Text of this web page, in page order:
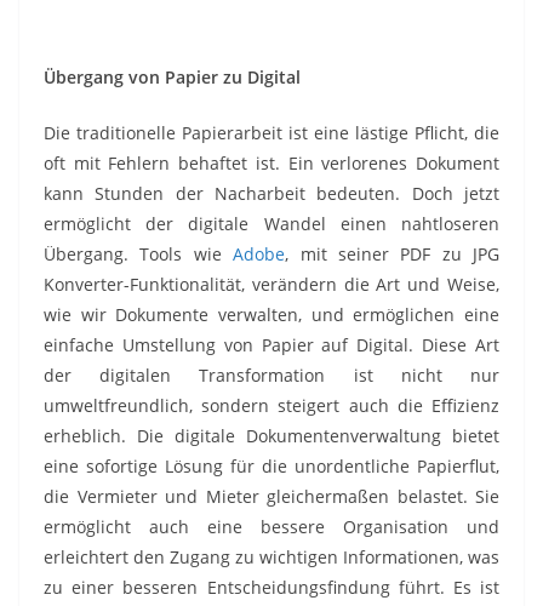
Übergang von Papier zu Digital
Die traditionelle Papierarbeit ist eine lästige Pflicht, die
oft mit Fehlern behaftet ist. Ein verlorenes Dokument
kann Stunden der Nacharbeit bedeuten. Doch jetzt
ermöglicht der digitale Wandel einen nahtloseren
Übergang. Tools wieAdobe, mit seiner PDF zu JPG
Konverter-Funktionalität, verändern die Art und Weise,
wie wir Dokumente verwalten, und ermöglichen eine
einfache Umstellung von Papier auf Digital. Diese Art
der digitalen Transformation ist nicht nur
umweltfreundlich, sondern steigert auch die Effizienz
erheblich. Die digitale Dokumentenverwaltung bietet
eine sofortige Lösung für die unordentliche Papierflut,
die Vermieter und Mieter gleichermaßen belastet. Sie
ermöglicht auch eine bessere Organisation und
erleichtert den Zugang zu wichtigen Informationen, was
zu einer besseren Entscheidungsfindung führt. Es ist